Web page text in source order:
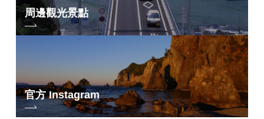
周邊觀光景點
官方 Instagram